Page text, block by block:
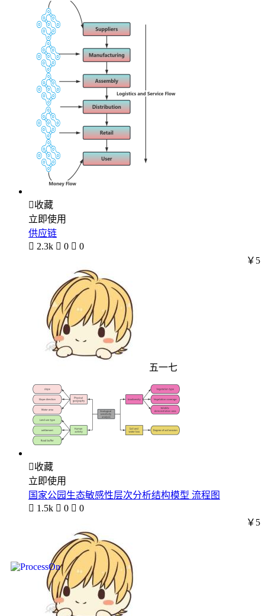
收藏
立即使用
供应链
 2.3k  0  0
五一七
￥5
收藏
立即使用
国家公园生态敏感性层次分析结构模型 流程图
 1.5k  0  0
￥5